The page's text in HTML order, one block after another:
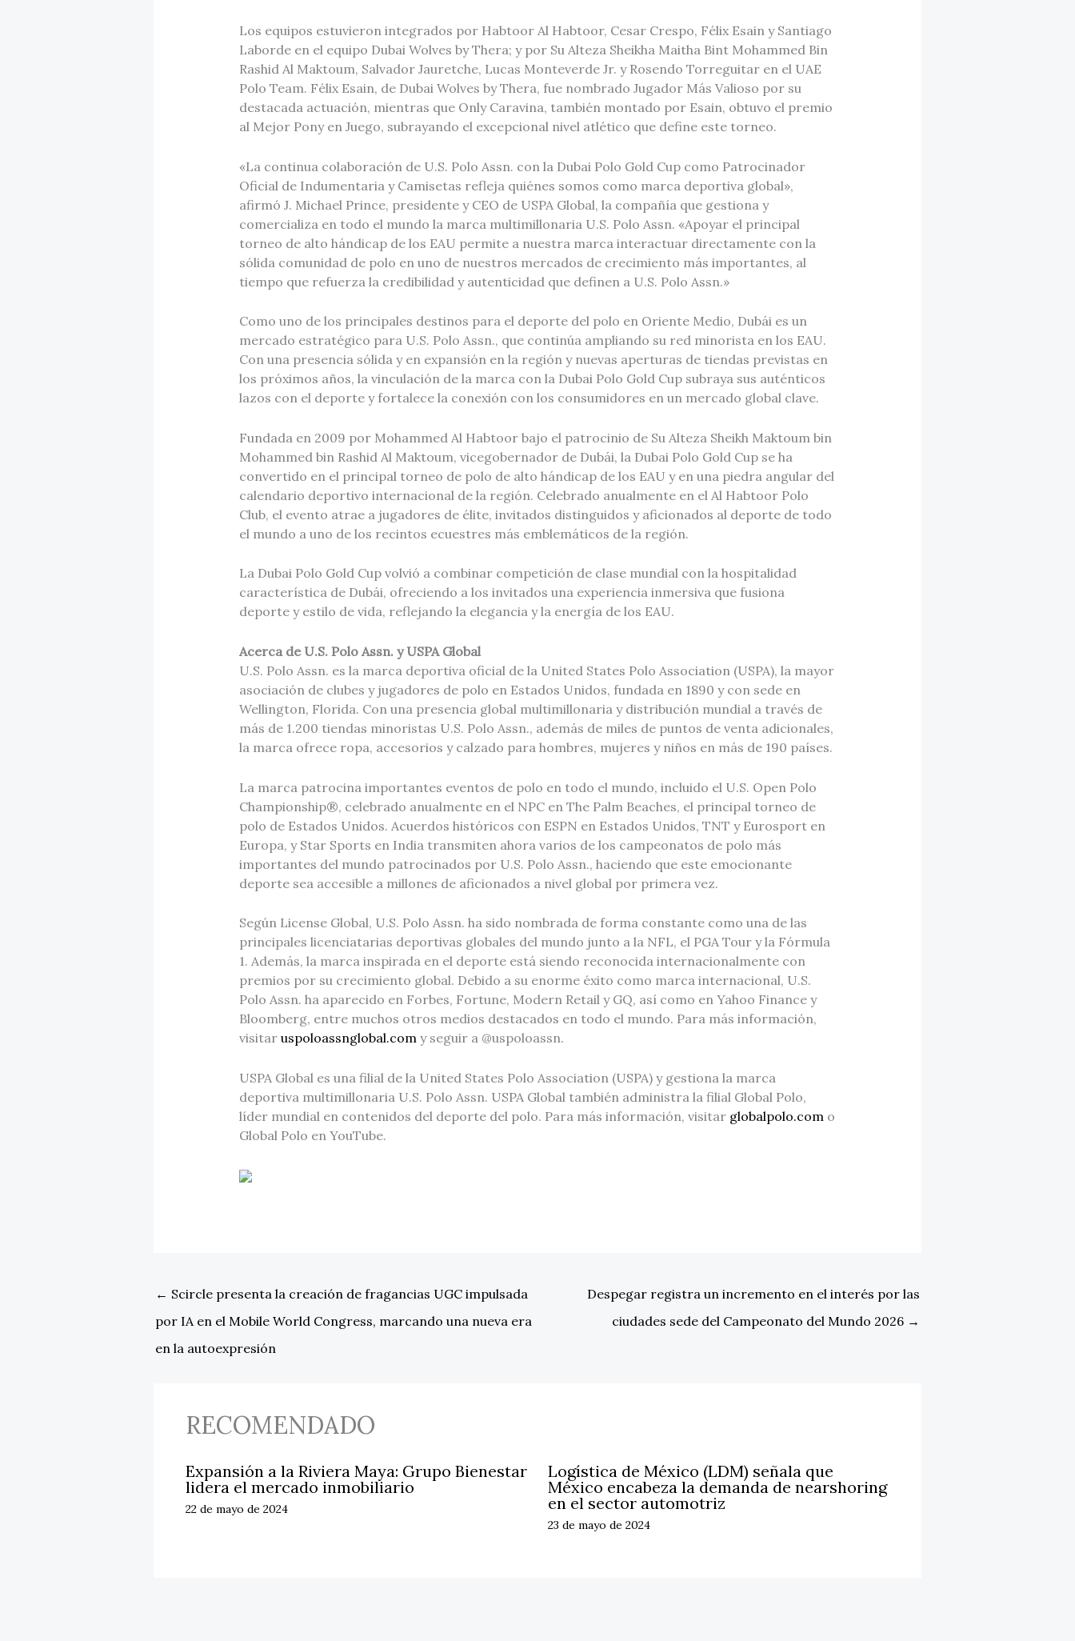
Los equipos estuvieron integrados por Habtoor Al Habtoor, Cesar Crespo, Félix Esain y Santiago
Laborde en el equipo Dubai Wolves by Thera; y por Su Alteza Sheikha Maitha Bint Mohammed Bin
Rashid Al Maktoum, Salvador Jauretche, Lucas Monteverde Jr. y Rosendo Torreguitar en el UAE
Polo Team. Félix Esain, de Dubai Wolves by Thera, fue nombrado Jugador Más Valioso por su
destacada actuación, mientras que Only Caravina, también montado por Esain, obtuvo el premio
al Mejor Pony en Juego, subrayando el excepcional nivel atlético que define este torneo.
«La continua colaboración de U.S. Polo Assn. con la Dubai Polo Gold Cup como Patrocinador
Oficial de Indumentaria y Camisetas refleja quiénes somos como marca deportiva global»,
afirmó J. Michael Prince, presidente y CEO de USPA Global, la compañía que gestiona y
comercializa en todo el mundo la marca multimillonaria U.S. Polo Assn. «Apoyar el principal
torneo de alto hándicap de los EAU permite a nuestra marca interactuar directamente con la
sólida comunidad de polo en uno de nuestros mercados de crecimiento más importantes, al
tiempo que refuerza la credibilidad y autenticidad que definen a U.S. Polo Assn.»
Como uno de los principales destinos para el deporte del polo en Oriente Medio, Dubái es un
mercado estratégico para U.S. Polo Assn., que continúa ampliando su red minorista en los EAU.
Con una presencia sólida y en expansión en la región y nuevas aperturas de tiendas previstas en
los próximos años, la vinculación de la marca con la Dubai Polo Gold Cup subraya sus auténticos
lazos con el deporte y fortalece la conexión con los consumidores en un mercado global clave.
Fundada en 2009 por Mohammed Al Habtoor bajo el patrocinio de Su Alteza Sheikh Maktoum bin
Mohammed bin Rashid Al Maktoum, vicegobernador de Dubái, la Dubai Polo Gold Cup se ha
convertido en el principal torneo de polo de alto hándicap de los EAU y en una piedra angular del
calendario deportivo internacional de la región. Celebrado anualmente en el Al Habtoor Polo
Club, el evento atrae a jugadores de élite, invitados distinguidos y aficionados al deporte de todo
el mundo a uno de los recintos ecuestres más emblemáticos de la región.
La Dubai Polo Gold Cup volvió a combinar competición de clase mundial con la hospitalidad
característica de Dubái, ofreciendo a los invitados una experiencia inmersiva que fusiona
deporte y estilo de vida, reflejando la elegancia y la energía de los EAU.
Acerca de U.S. Polo Assn. y USPA Global
U.S. Polo Assn. es la marca deportiva oficial de la United States Polo Association (USPA), la mayor
asociación de clubes y jugadores de polo en Estados Unidos, fundada en 1890 y con sede en
Wellington, Florida. Con una presencia global multimillonaria y distribución mundial a través de
más de 1.200 tiendas minoristas U.S. Polo Assn., además de miles de puntos de venta adicionales,
la marca ofrece ropa, accesorios y calzado para hombres, mujeres y niños en más de 190 países.
La marca patrocina importantes eventos de polo en todo el mundo, incluido el U.S. Open Polo
Championship®, celebrado anualmente en el NPC en The Palm Beaches, el principal torneo de
polo de Estados Unidos. Acuerdos históricos con ESPN en Estados Unidos, TNT y Eurosport en
Europa, y Star Sports en India transmiten ahora varios de los campeonatos de polo más
importantes del mundo patrocinados por U.S. Polo Assn., haciendo que este emocionante
deporte sea accesible a millones de aficionados a nivel global por primera vez.
Según License Global, U.S. Polo Assn. ha sido nombrada de forma constante como una de las
principales licenciatarias deportivas globales del mundo junto a la NFL, el PGA Tour y la Fórmula
1. Además, la marca inspirada en el deporte está siendo reconocida internacionalmente con
premios por su crecimiento global. Debido a su enorme éxito como marca internacional, U.S.
Polo Assn. ha aparecido en Forbes, Fortune, Modern Retail y GQ, así como en Yahoo Finance y
Bloomberg, entre muchos otros medios destacados en todo el mundo. Para más información,
visitar uspoloassnglobal.comy seguir a @uspoloassn.
USPA Global es una filial de la United States Polo Association (USPA) y gestiona la marca
deportiva multimillonaria U.S. Polo Assn. USPA Global también administra la filial Global Polo,
líder mundial en contenidos del deporte del polo. Para más información, visitar globalpolo.com o
Global Polo en YouTube.
← Scircle presenta la creación de fragancias UGC impulsada
por IA en el Mobile World Congress, marcando una nueva era
en la autoexpresión
Despegar registra un incremento en el interés por las
ciudades sede del Campeonato del Mundo 2026 →
RECOMENDADO
Expansión a la Riviera Maya: Grupo Bienestar
lidera el mercado inmobiliario
22 de mayo de 2024
Logística de México (LDM) señala que
México encabeza la demanda de nearshoring
en el sector automotriz
23 de mayo de 2024